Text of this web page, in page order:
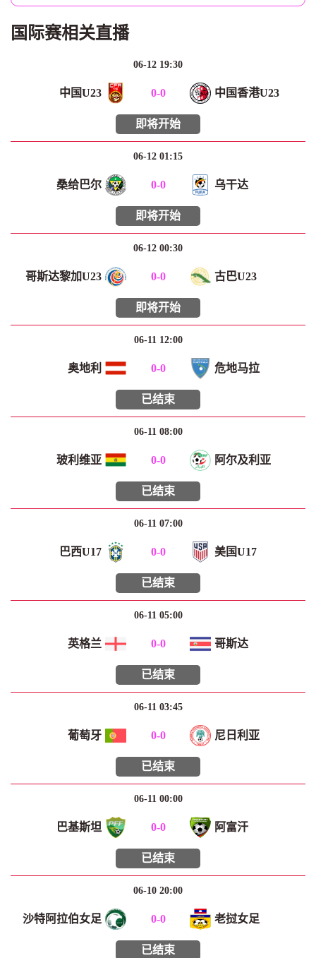
国际赛相关直播
06-12 19:30
中国U23 0-0 中国香港U23
即将开始
06-12 01:15
桑给巴尔 0-0 乌干达
即将开始
06-12 00:30
哥斯达黎加U23 0-0 古巴U23
即将开始
06-11 12:00
奥地利 0-0 危地马拉
已结束
06-11 08:00
玻利维亚 0-0 阿尔及利亚
已结束
06-11 07:00
巴西U17 0-0 美国U17
已结束
06-11 05:00
英格兰 0-0 哥斯达
已结束
06-11 03:45
葡萄牙 0-0 尼日利亚
已结束
06-11 00:00
巴基斯坦 0-0 阿富汗
已结束
06-10 20:00
沙特阿拉伯女足 0-0 老挝女足
已结束